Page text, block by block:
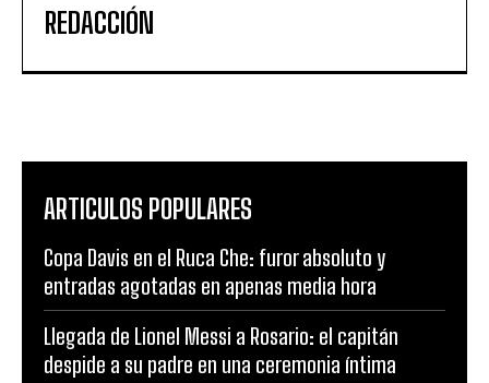
REDACCIÓN
ARTICULOS POPULARES
Copa Davis en el Ruca Che: furor absoluto y
entradas agotadas en apenas media hora
Llegada de Lionel Messi a Rosario: el capitán
despide a su padre en una ceremonia íntima